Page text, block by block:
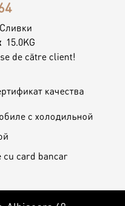
Сливки
15.0KG
de către client!
качества
с холодильной
card bancar